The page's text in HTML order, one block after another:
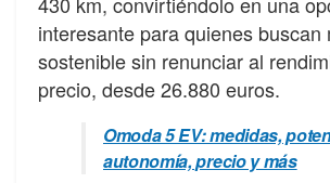
interesante para quienes buscan
sostenible sin renunciar al
precio, desde 26.880 euros.
Omoda 5 EV: medidas,
autonomía, precio y más